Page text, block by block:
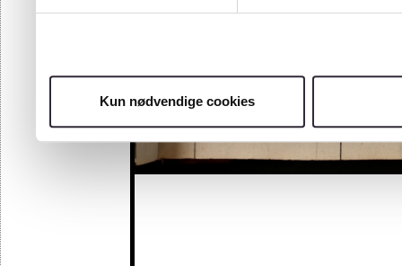
Kun nødvendige cookies